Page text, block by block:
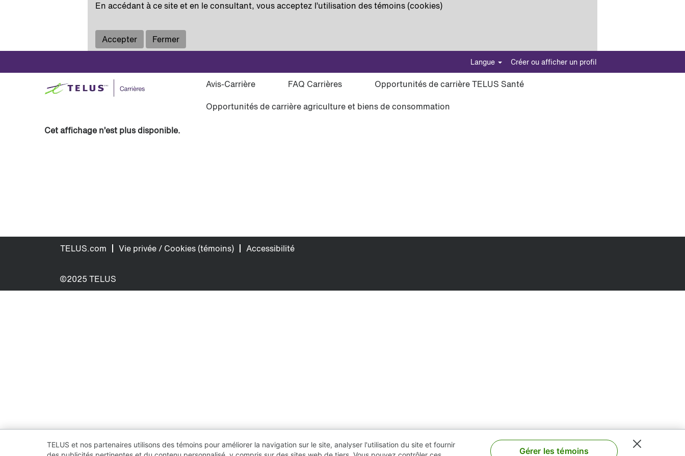
En accédant à ce site et en le consultant, vous acceptez l’utilisation des témoins (cookies)
Accepter Fermer
Langue Créer ou afficher un profil
Avis-Carrière FAQ Carrières
Opportunités de carrière TELUS Santé
Opportunités de carrière agriculture et biens de consommation
Voir plus d’options
Sélectionnez la fréquence (en jours) de réception d’une alerte :
Cet affichage n’est plus disponible.
TELUS.com Vie privée / Cookies (témoins) Accessibilité
©2025 TELUS
TELUS et nos partenaires utilisons des témoins pour améliorer la navigation sur le site, analyser l'utilisation du site et fournir
Gérer les témoins